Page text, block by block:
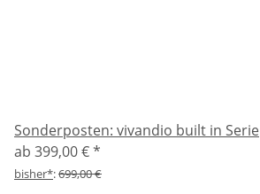
Sonderposten: vivandio built in Serie
ab 399,00 €*
bisher*:699,00 €